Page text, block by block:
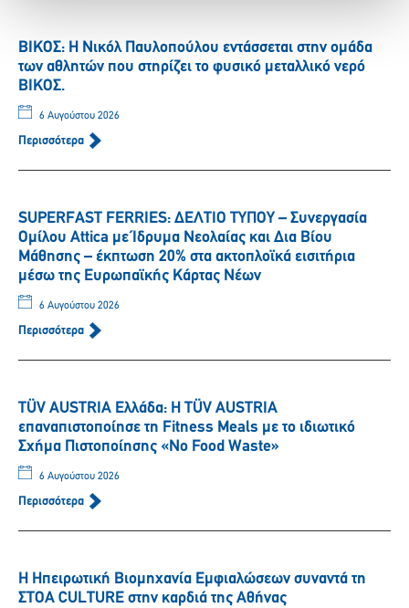
ΒΙΚΟΣ: Η Νικόλ Παυλοπούλου εντάσσεται στην ομάδα
των αθλητών που στηρίζει το φυσικό μεταλλικό νερό
ΒΙΚΟΣ.
6 Αυγούστου 2026
Περισσότερα
SUPERFAST FERRIES: ΔΕΛΤΙΟ ΤΥΠΟΥ – Συνεργασία
Ομίλου Attica με Ίδρυμα Νεολαίας και Δια Βίου
Μάθησης – έκπτωση 20% στα ακτοπλοϊκά εισιτήρια
μέσω της Ευρωπαϊκής Κάρτας Νέων
6 Αυγούστου 2026
Περισσότερα
TÜV AUSTRIA Ελλάδα: Η TÜV AUSTRIA
επαναπιστοποίησε τη Fitness Meals με το ιδιωτικό
Σχήμα Πιστοποίησης «No Food Waste»
6 Αυγούστου 2026
Περισσότερα
Η Ηπειρωτική Βιομηχανία Εμφιαλώσεων συναντά τη
ΣΤΟΑ CULTURE στην καρδιά της Αθήνας